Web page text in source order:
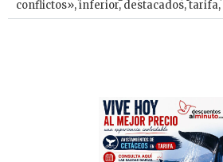
conflictos»,inferior,destacados,tarifa,